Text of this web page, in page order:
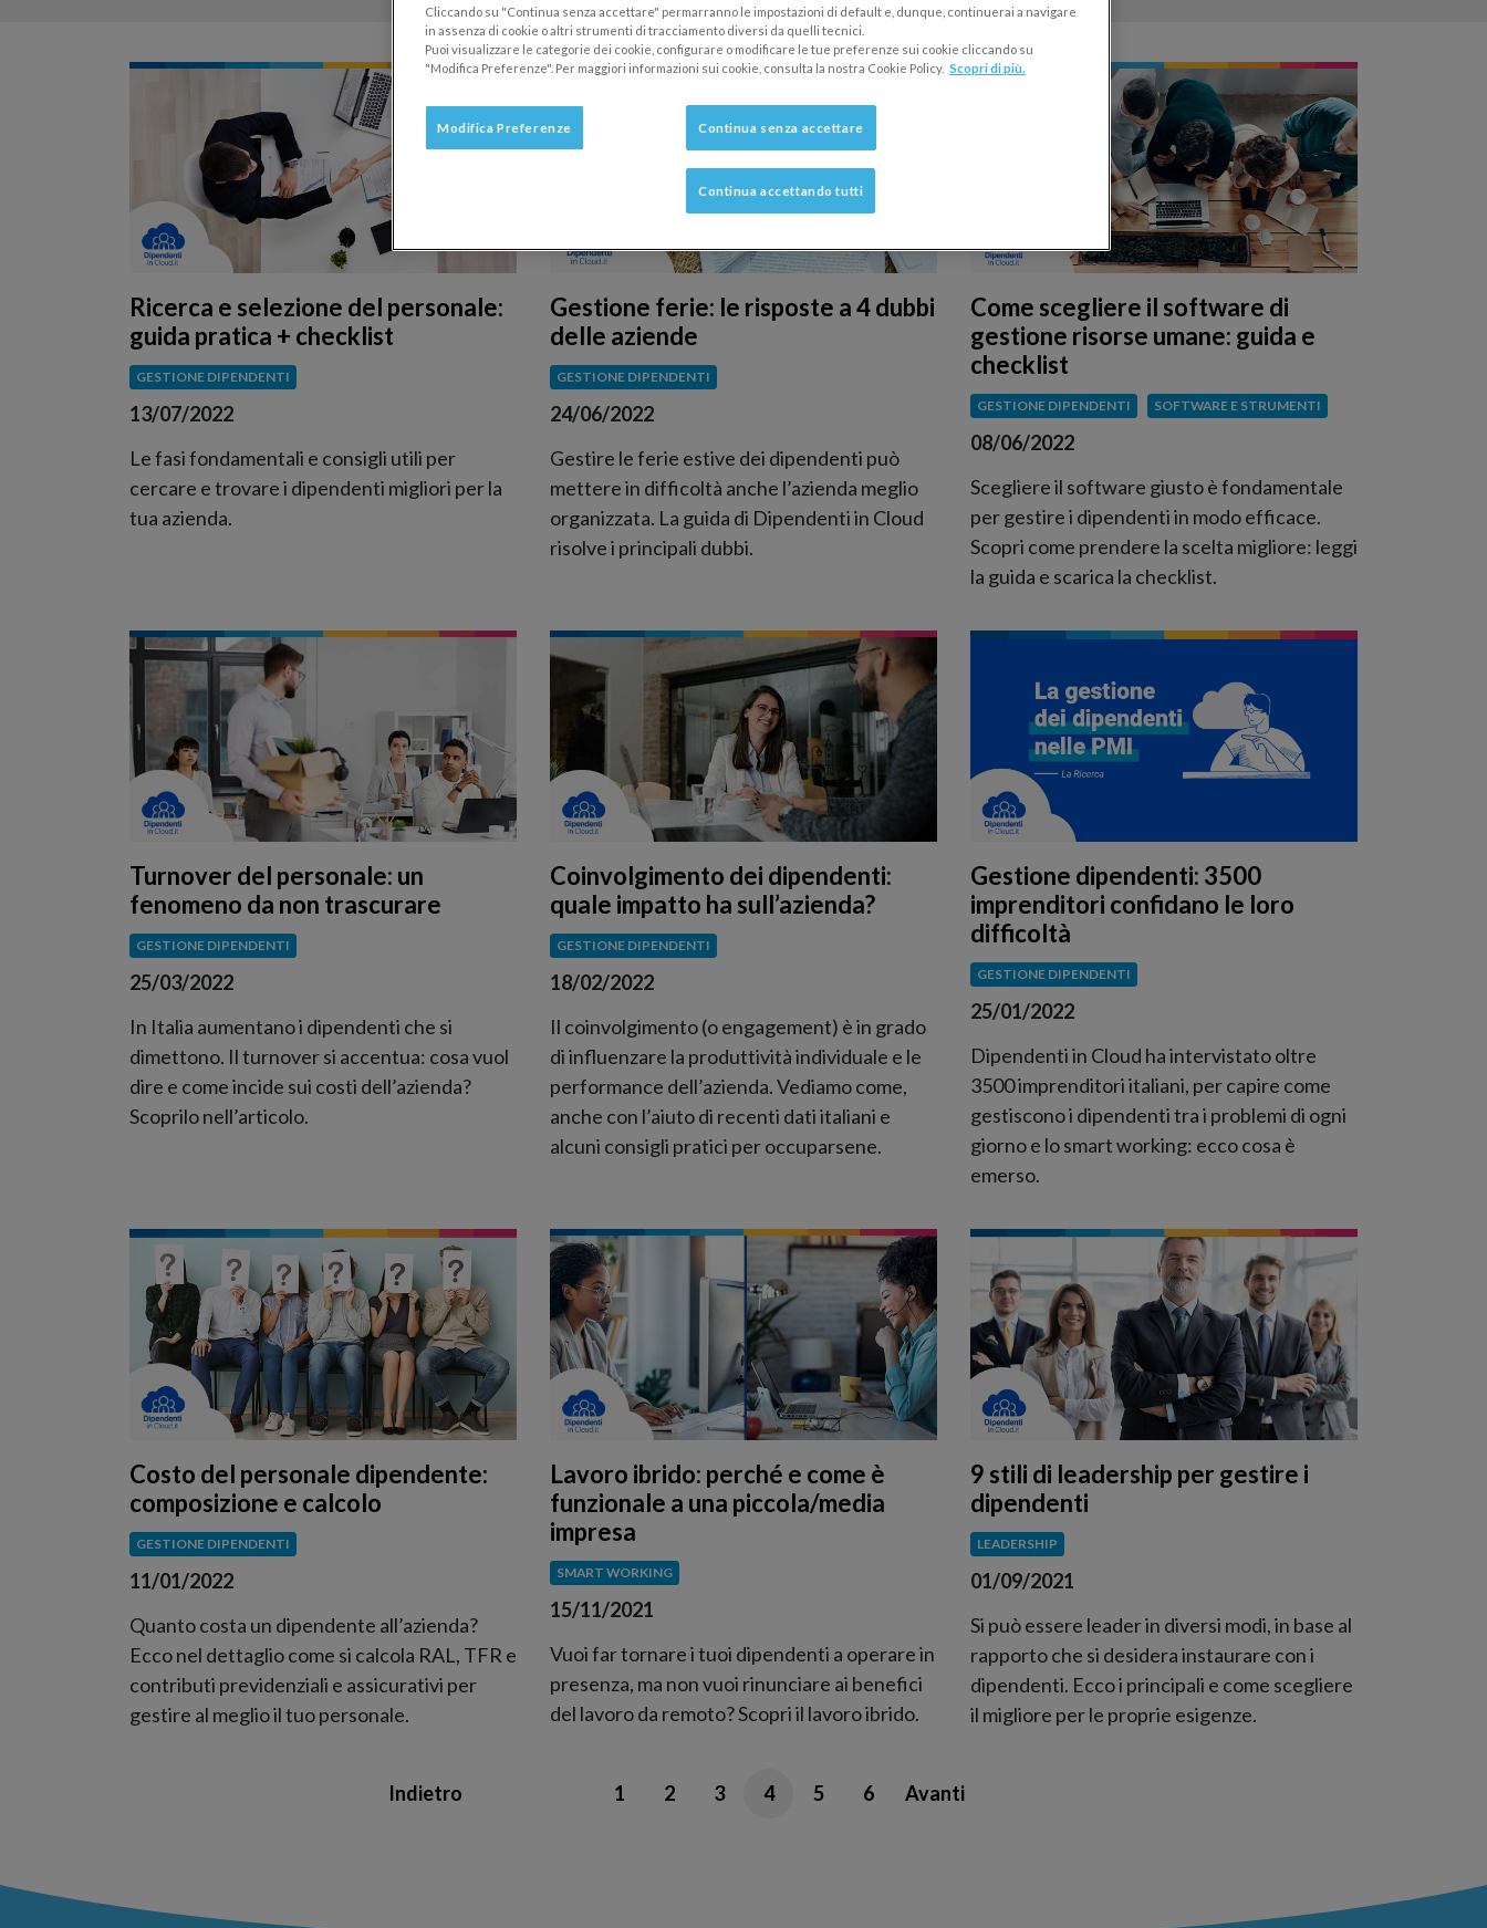
Ricerca e selezione del personale:
guida pratica + checklist
GESTIONE DIPENDENTI
13/07/2022
Le fasi fondamentali e consigli utili per
cercare e trovare i dipendenti migliori per la
tua azienda.
Gestione ferie: le risposte a 4 dubbi
delle aziende
GESTIONE DIPENDENTI
24/06/2022
Gestire le ferie estive dei dipendenti può
mettere in difficoltà anche l’azienda meglio
organizzata. La guida di Dipendenti in Cloud
risolve i principali dubbi.
Come scegliere il software di
gestione risorse umane: guida e
checklist
GESTIONE DIPENDENTI SOFTWARE E STRUMENTI
08/06/2022
Scegliere il software giusto è fondamentale
per gestire i dipendenti in modo efficace.
Scopri come prendere la scelta migliore: leggi
la guida e scarica la checklist.
Turnover del personale: un
fenomeno da non trascurare
GESTIONE DIPENDENTI
25/03/2022
In Italia aumentano i dipendenti che si
dimettono. Il turnover si accentua: cosa vuol
dire e come incide sui costi dell’azienda?
Scoprilo nell’articolo.
Coinvolgimento dei dipendenti:
quale impatto ha sull’azienda?
GESTIONE DIPENDENTI
18/02/2022
Il coinvolgimento (o engagement) è in grado
di influenzare la produttività individuale e le
performance dell’azienda. Vediamo come,
anche con l’aiuto di recenti dati italiani e
alcuni consigli pratici per occuparsene.
Gestione dipendenti: 3500
imprenditori confidano le loro
difficoltà
GESTIONE DIPENDENTI
25/01/2022
Dipendenti in Cloud ha intervistato oltre
3500 imprenditori italiani, per capire come
gestiscono i dipendenti tra i problemi di ogni
giorno e lo smart working: ecco cosa è
emerso.
Costo del personale dipendente:
composizione e calcolo
GESTIONE DIPENDENTI
11/01/2022
Quanto costa un dipendente all’azienda?
Ecco nel dettaglio come si calcola RAL, TFR e
contributi previdenziali e assicurativi per
gestire al meglio il tuo personale.
Lavoro ibrido: perché e come è
funzionale a una piccola/media
impresa
SMART WORKING
15/11/2021
Vuoi far tornare i tuoi dipendenti a operare in
presenza, ma non vuoi rinunciare ai benefici
del lavoro da remoto? Scopri il lavoro ibrido.
9 stili di leadership per gestire i
dipendenti
LEADERSHIP
01/09/2021
Si può essere leader in diversi modi, in base al
rapporto che si desidera instaurare con i
dipendenti. Ecco i principali e come scegliere
il migliore per le proprie esigenze.
Indietro 1 2 3 4 5 6 Avanti
Cliccando su "Continua senza accettare" permarranno le impostazioni di default e, dunque, continuerai a navigare
in assenza di cookie o altri strumenti di tracciamento diversi da quelli tecnici.
Puoi visualizzare le categorie dei cookie, configurare o modificare le tue preferenze sui cookie cliccando su
"Modifica Preferenze". Per maggiori informazioni sui cookie, consulta la nostra Cookie Policy. Scopri di più.
Modifica Preferenze Continua senza accettare
Continua accettando tutti